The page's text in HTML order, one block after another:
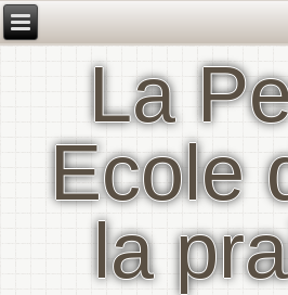
La
Ecole
la